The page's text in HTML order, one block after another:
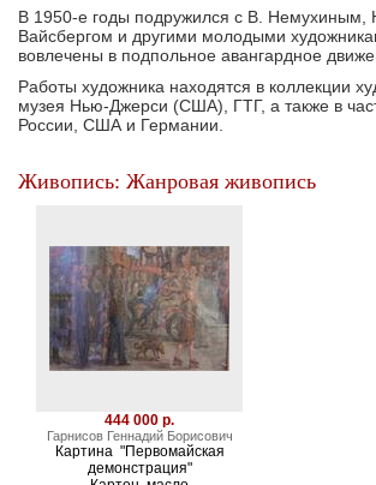
В 1950-е годы подружился с В. Немухиным,
Вайсбергом и другими молодыми
вовлечены в подпольное авангардное
Работы художника находятся в коллекции
музея Нью-Джерси (США), ГТГ, а также в
России, США и Германии.
Живопись: Жанровая живопись
444 000 р.
Гарнисов Геннадий Борисович
Картина "Первомайская
демонстрация"